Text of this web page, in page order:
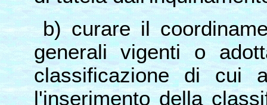
b) curare il
generali vigenti o
classificazione di cui
l'inserimento della